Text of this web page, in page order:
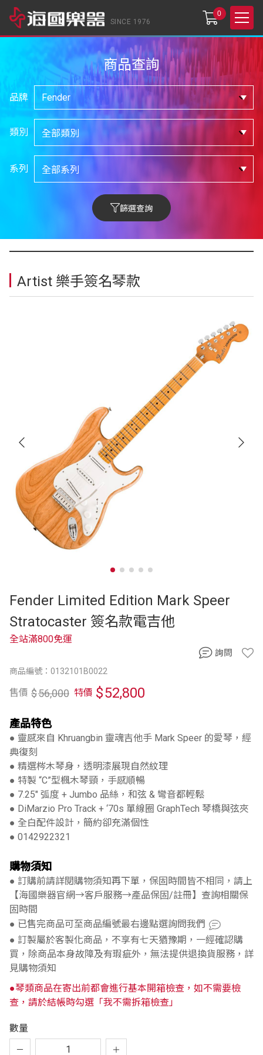
SINCE 1976
0
商品查詢
品牌
類別
系列
篩選查詢
Artist 樂手簽名琴款
Fender Limited Edition Mark Speer
Stratocaster 簽名款電吉他
商品編號：0132101B0022
全站滿800免運
售價 $56,000 特價 $52,800
產品特色
● 靈感來自 Khruangbin 靈魂吉他手 Mark Speer 的愛琴，經
典復刻
● 精選梣木琴身，透明漆展現自然紋理
● 特製 “C”型楓木琴頸，手感順暢
● 7.25″ 弧度 + Jumbo 品絲，和弦 & 彎音都輕鬆
● DiMarzio Pro Track + ‘70s 單線圈 GraphTech 琴橋與弦夾
● 全白配件設計，簡約卻充滿個性
● 0142922321
購物須知
● 訂購前請詳閱購物須知再下單，保固時間皆不相同，請上
【海國樂器官網→客戶服務→產品保固/註冊】查詢相關保
固時間
● 已售完商品可至商品編號最右邊點選詢問我們
● 訂製屬於客製化商品，不享有七天猶豫期，一經確認購
買，除商品本身故障及有瑕疵外，無法提供退換貨服務，詳
見購物須知
●琴類商品在寄出前都會進行基本開箱檢查，如不需要檢
查，請於結帳時勾選「我不需拆箱檢查」
數量
詢問